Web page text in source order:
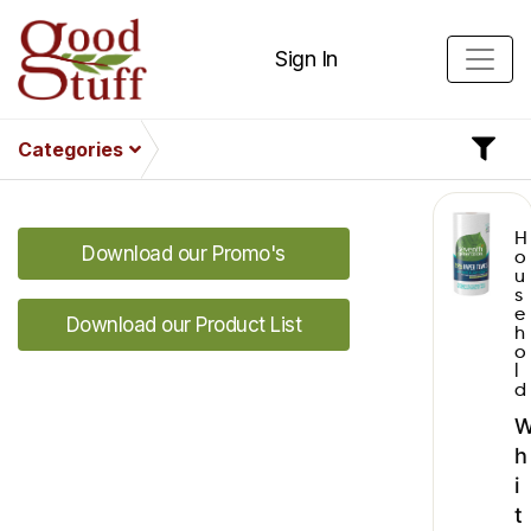
Sign In
Categories
Download our Promo's
Download our Product List
H
o
u
s
e
h
o
l
d
h
i
t